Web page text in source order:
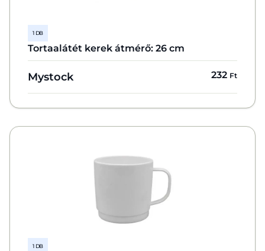
1 DB
Tortaalátét kerek átmérő: 26 cm
Mystock 232 Ft
1 DB